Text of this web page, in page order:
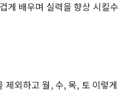
게 배우며 실력을 향상 시킬수
제외하고 월, 수, 목, 토 이렇게